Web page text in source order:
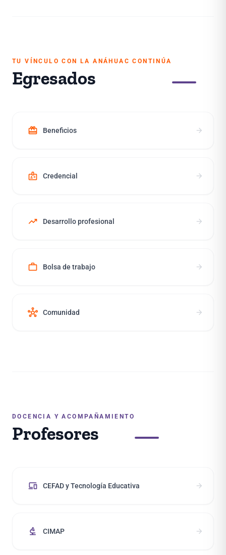
TU VÍNCULO CON LA ANÁHUAC CONTINÚA
Egresados
redeem Beneficios arrow_forward
badge Credencial arrow_forward
trending_up Desarrollo profesional arrow_forward
work Bolsa de trabajo arrow_forward
hub Comunidad arrow_forward
DOCENCIA Y ACOMPAÑAMIENTO
Profesores
devices CEFAD y Tecnología Educativa arrow_forward
biotech CIMAP arrow_forward